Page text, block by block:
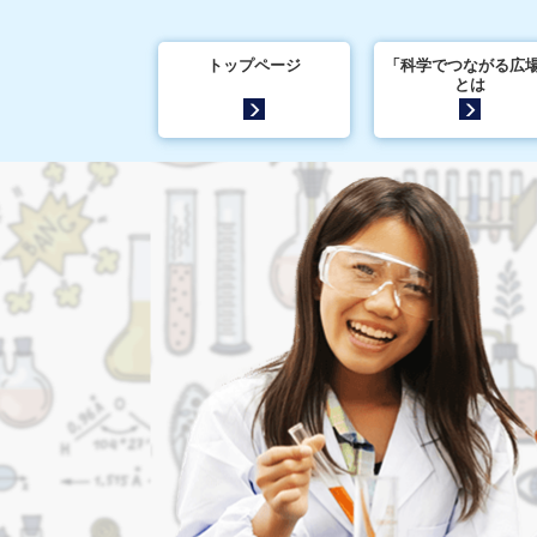
トップページ
「科学でつながる広
とは